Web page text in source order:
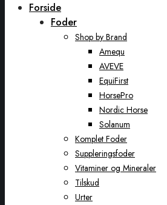
Forside
Foder
Shop by Brand
Amequ
AVEVE
EquiFirst
HorsePro
Nordic Horse
Solanum
Komplet Foder
Suppleringsfoder
Vitaminer og Mineraler
Tilskud
Urter